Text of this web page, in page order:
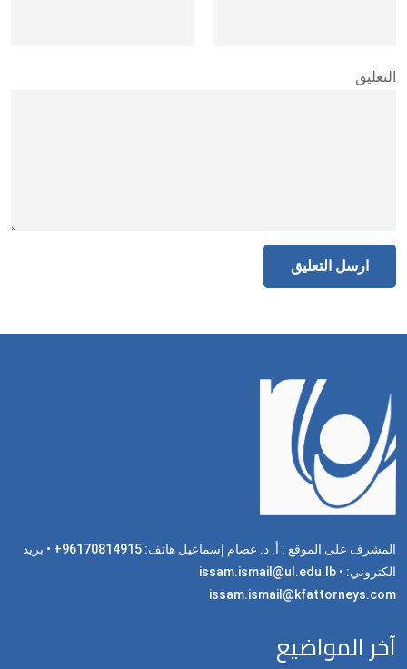
التعليق
المشرف على الموقع : أ. د. عصام إسماعيل هاتف: 96170814915+ • بريد
الكتروني: issam.ismail@ul.edu.lb •
issam.ismail@kfattorneys.com
آخر المواضيع